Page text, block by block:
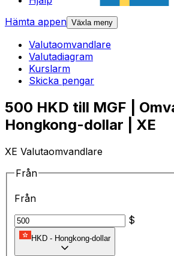
Hämta appen Växla meny
Valutaomvandlare
Valutadiagram
Kurslarm
Skicka pengar
500 HKD till MGF |
Hongkong-dollar | XE
XE Valutaomvandlare
Från
Från
$
HKD - Hongkong-dollar